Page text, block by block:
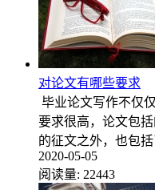
对论文有哪些要求
毕业论文写作不仅
要求很高，论文包
的征文之外，也包
2020-05-05
阅读量: 22443